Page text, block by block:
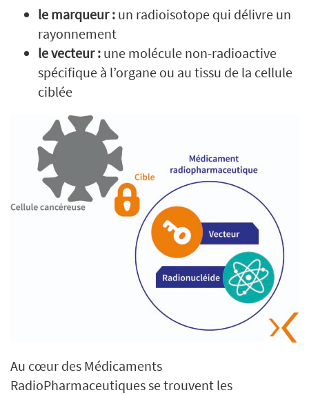
le marqueur : un radioisotope qui délivre un
rayonnement
le vecteur : une molécule non-radioactive
spécifique à l’organe ou au tissu de la cellule
ciblée
Au cœur des Médicaments
RadioPharmaceutiques se trouvent les